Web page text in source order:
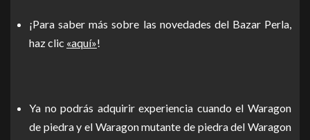
¡Para saber más sobre las novedades del Bazar Perla,
haz clic «aquí»!
Ya no podrás adquirir experiencia cuando el Waragon
de piedra y el Waragon mutante de piedra del Waragon